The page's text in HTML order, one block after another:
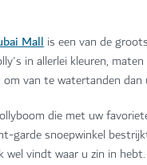
Mall is een van de
in allerlei kleuren,
van te watertanden
die met uw
garde snoepwinkel
wel vindt waar u zin in hebt.